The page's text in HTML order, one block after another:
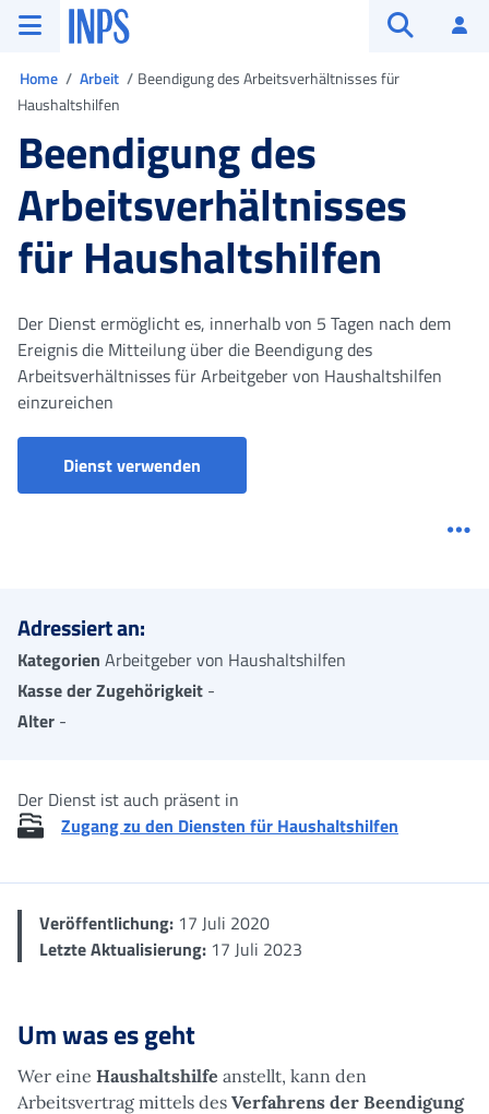
Zum Hauptmenü
Zum Hauptinhalt springen
Zu der Fußzeile
INPS ()
Home Arbeit
Beendigung des Arbeitsverhältnisses für
Haushaltshilfen
Beendigung des
Arbeitsverhältnisses
für Haushaltshilfen
Der Dienst ermöglicht es, innerhalb von 5 Tagen nach dem
Ereignis die Mitteilung über die Beendigung des
Arbeitsverhältnisses für Arbeitgeber von Haushaltshilfen
einzureichen
Dienst verwenden
Adressiert an:
Kategorien Arbeitgeber von Haushaltshilfen
Kasse der Zugehörigkeit -
Alter -
Der Dienst ist auch präsent in
Zugang zu den Diensten für Haushaltshilfen
Veröffentlichung: 17 Juli 2020
Letzte Aktualisierung: 17 Juli 2023
Um was es geht
Wer eine Haushaltshilfe anstellt, kann den
Arbeitsvertrag mittels des Verfahrens der Beendigung